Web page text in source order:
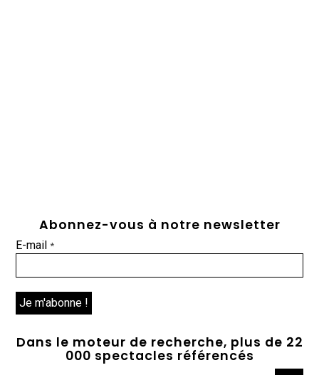
Abonnez-vous à notre newsletter
E-mail*
Dans le moteur de recherche, plus de 22
000 spectacles référencés